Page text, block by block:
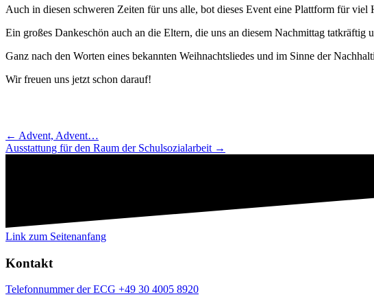
Auch in diesen schweren Zeiten für uns alle, bot dieses Event eine Plattform für
Ein großes Dankeschön auch an die Eltern, die uns an diesem Nachmittag tatkräftig
Ganz nach den Worten eines bekannten Weihnachtsliedes und im Sinne der
Wir freuen uns jetzt schon darauf!
Navigation
Beiträge
← Advent, Advent…
Ausstattung für den Raum der Schulsozialarbeit →
Link zum Seitenanfang
Kontakt
Telefonnummer der ECG +49 30 4005 8920